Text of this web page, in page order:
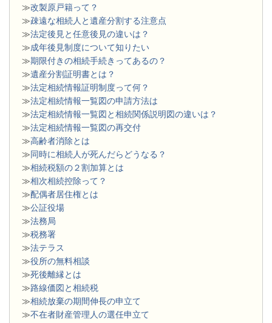
≫改製原戸籍って？
≫疎遠な相続人と遺産分割する注意点
≫法定後見と任意後見の違いは？
≫成年後見制度について知りたい
≫期限付きの相続手続きってあるの？
≫遺産分割証明書とは？
≫法定相続情報証明制度って何？
≫法定相続情報一覧図の申請方法は
≫法定相続情報一覧図と相続関係説明図の違いは？
≫法定相続情報一覧図の再交付
≫高齢者消除とは
≫同時に相続人が死んだらどうなる？
≫相続税額の２割加算とは
≫相次相続控除って？
≫配偶者居住権とは
≫公証役場
≫法務局
≫税務署
≫法テラス
≫役所の無料相談
≫死後離縁とは
≫路線価図と相続税
≫相続放棄の期間伸長の申立て
≫不在者財産管理人の選任申立て